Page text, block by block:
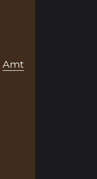
Amt